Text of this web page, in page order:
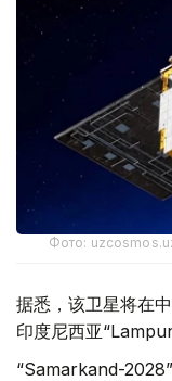
Фото:
据悉，该卫星将在
印度尼西亚
“Samarkand-